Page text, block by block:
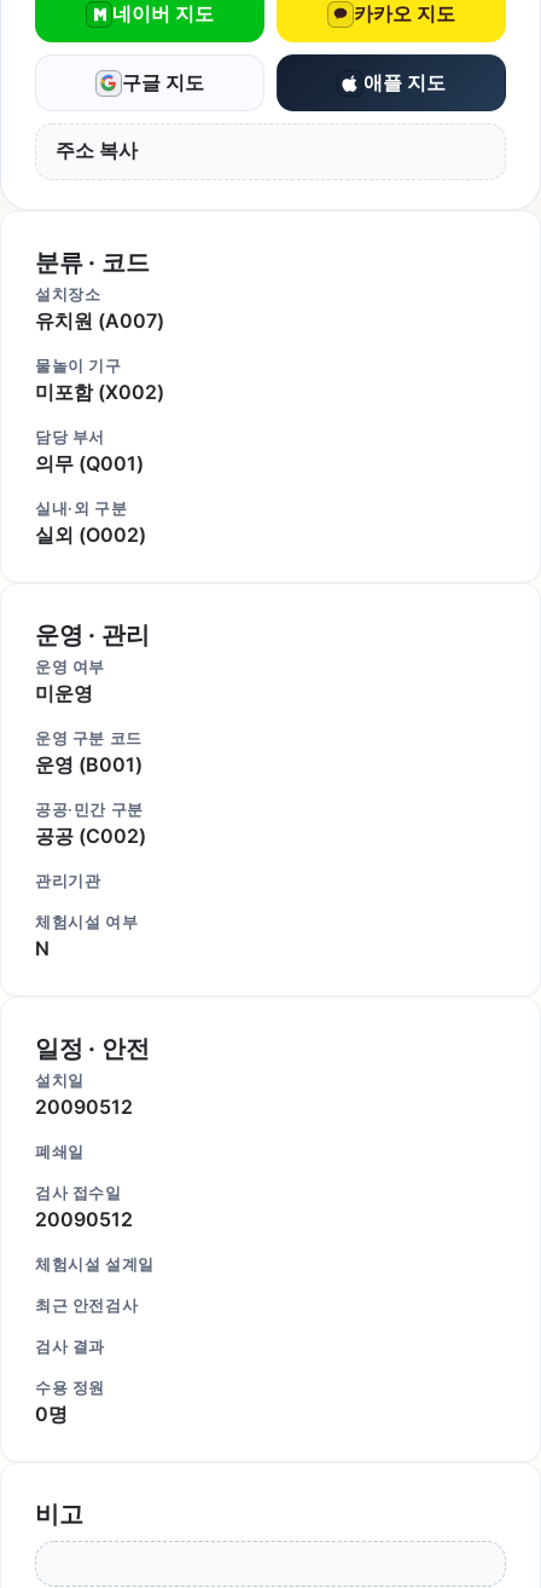
네이버 지도 카카오 지도
구글 지도 애플 지도
주소 복사
분류 · 코드
설치장소
유치원 (A007)
물놀이 기구
미포함 (X002)
담당 부서
의무 (Q001)
실내·외 구분
실외 (O002)
운영 · 관리
운영 여부
미운영
운영 구분 코드
운영 (B001)
공공·민간 구분
공공 (C002)
관리기관
체험시설 여부
N
일정 · 안전
설치일
20090512
폐쇄일
검사 접수일
20090512
체험시설 설계일
최근 안전검사
검사 결과
수용 정원
0명
비고